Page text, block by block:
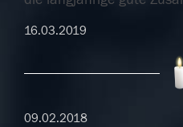
16.03.2019
09.02.2018